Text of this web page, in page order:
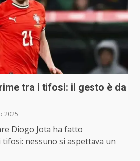
tra i tifosi: il gesto è da
2025
Diogo Jota ha fatto
nessuno si aspettava un